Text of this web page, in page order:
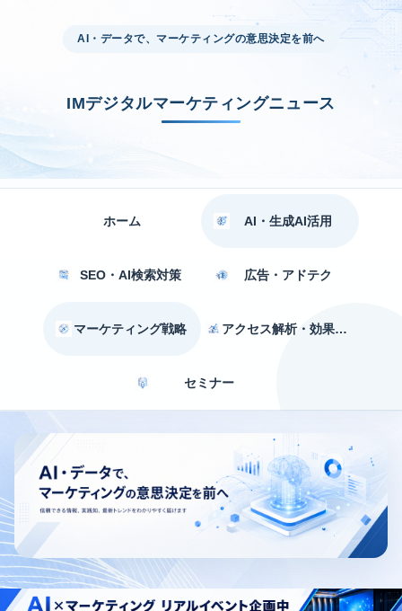
AI・データで、マーケティングの意思決定を前へ
IMデジタルマーケティングニュース
ホーム AI・生成AI活用
SEO・AI検索対策 広告・アドテク
マーケティング戦略 アクセス解析・効果測定
セミナー